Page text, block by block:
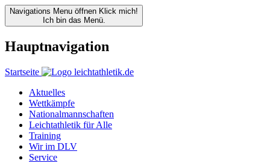
Navigations Menu öffnen Klick mich!
Ich bin das Menü.
Hauptnavigation
Startseite
Aktuelles
Wettkämpfe
Nationalmannschaften
Leichtathletik für Alle
Training
Wir im DLV
Service